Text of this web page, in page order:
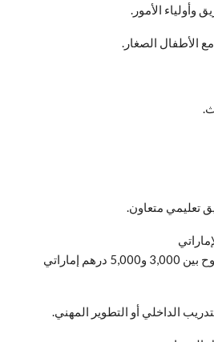
وأولياء الأمور.
الأطفال الصغار.
تعليمي متعاون.
الراتب الشهري المتوقع يتراوح بين 3,000 و5,000 درهم إماراتي
الداخلي أو التطوير المهني.